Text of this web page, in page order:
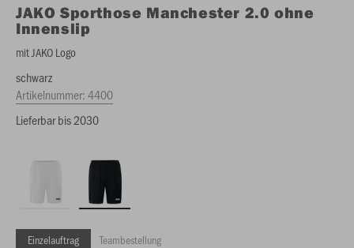
JAKO Sporthose Manchester 2.0 ohne
Innenslip
mit JAKO Logo
schwarz
Artikelnummer:4400
Lieferbar bis 2030
Einzelauftrag Teambestellung